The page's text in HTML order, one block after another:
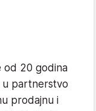
od 20 godina
u partnerstvo
prodajnu i